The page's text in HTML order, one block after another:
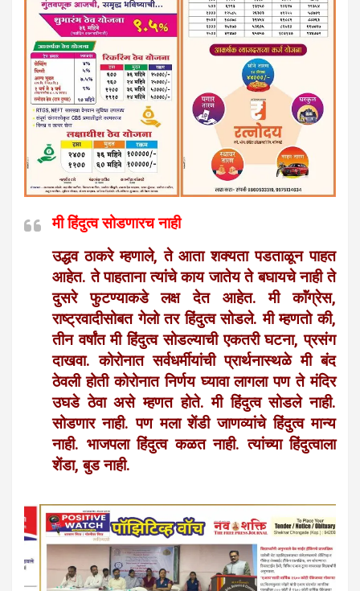
मी हिंदुत्व सोडणारच नाही
उद्धव ठाकरे म्हणाले, ते आता शक्यता पडताळून पाहत
आहेत. ते पाहताना त्यांचे काय जातेय ते बघायचे नाही ते
दुसरे फुटण्याकडे लक्ष देत आहेत. मी काॅंग्रेस,
राष्ट्रवादीसोबत गेलो तर हिंदुत्व सोडले. मी म्हणतो की,
तीन वर्षांत मी हिंदुत्व सोडल्याची एकतरी घटना, प्रसंग
दाखवा. कोरोनात सर्वधर्मीयांची प्रार्थनास्थळे मी बंद
ठेवली होती कोरोनात निर्णय घ्यावा लागला पण ते मंदिर
उघडे ठेवा असे म्हणत होते. मी हिंदुत्व सोडले नाही.
सोडणार नाही. पण मला शेंडी जाणव्यांचे हिंदुत्व मान्य
नाही. भाजपला हिंदुत्व कळत नाही. त्यांच्या हिंदुत्वाला
शेंडा, बुड नाही.